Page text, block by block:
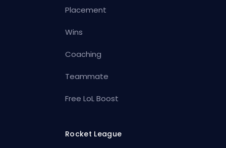
Placement
Wins
Coaching
Teammate
Free LoL Boost
Rocket League